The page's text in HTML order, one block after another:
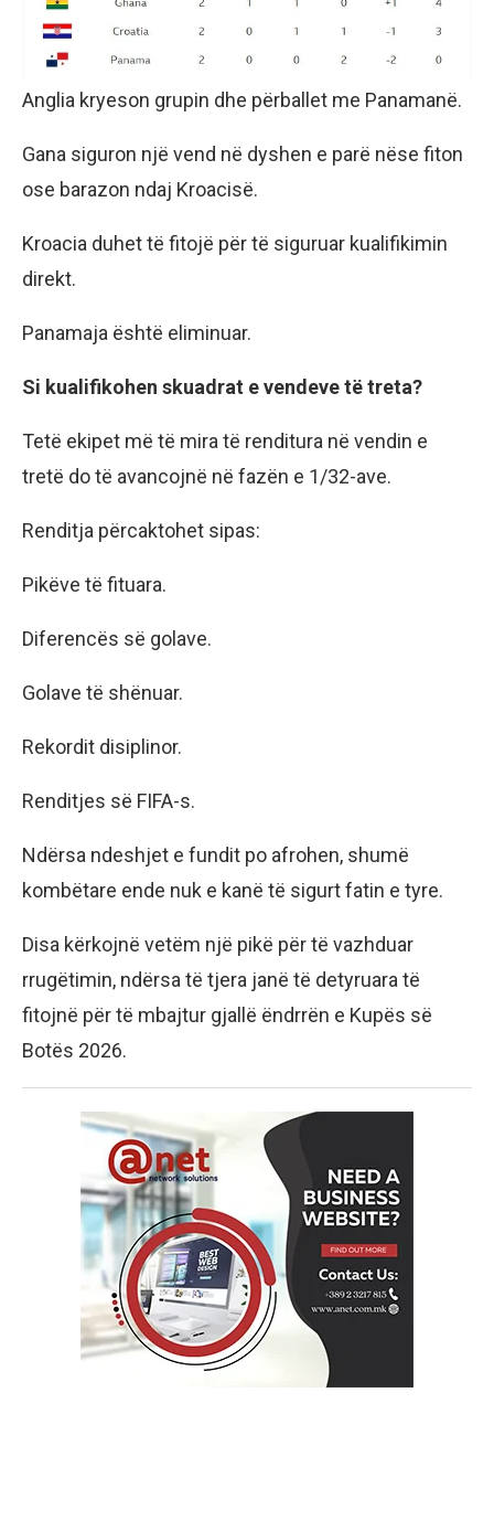
Anglia kryeson grupin dhe përballet me Panamanë.
Gana siguron një vend në dyshen e parë nëse fiton
ose barazon ndaj Kroacisë.
Kroacia duhet të fitojë për të siguruar kualifikimin
direkt.
Panamaja është eliminuar.
Si kualifikohen skuadrat e vendeve të treta?
Tetë ekipet më të mira të renditura në vendin e
tretë do të avancojnë në fazën e 1/32-ave.
Renditja përcaktohet sipas:
Pikëve të fituara.
Diferencës së golave.
Golave të shënuar.
Rekordit disiplinor.
Renditjes së FIFA-s.
Ndërsa ndeshjet e fundit po afrohen, shumë
kombëtare ende nuk e kanë të sigurt fatin e tyre.
Disa kërkojnë vetëm një pikë për të vazhduar
rrugëtimin, ndërsa të tjera janë të detyruara të
fitojnë për të mbajtur gjallë ëndrrën e Kupës së
Botës 2026.